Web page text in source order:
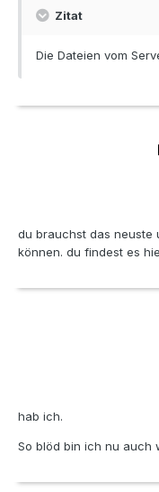
Zitat
Die Dateien vom
du brauchst das neuste
können. du findest es
hab ich.
So blöd bin ich nu auch